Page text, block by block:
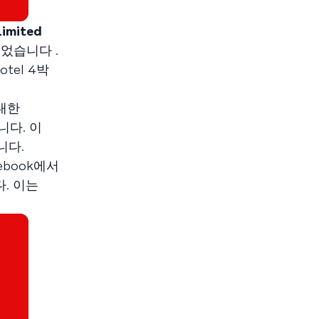
습니다 .
4박
한
다. 이
다.
에서
. 이는